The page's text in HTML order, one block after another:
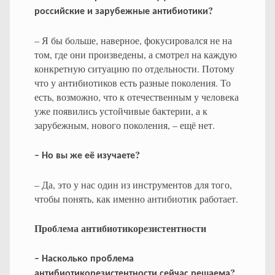
российские и зарубежные антибиотики?
– Я бы больше, наверное, фокусировался не на
том, где они произведены, а смотрел на каждую
конкретную ситуацию по отдельности. Потому
что у антибиотиков есть разные поколения. То
есть, возможно, что к отечественным у человека
уже появились устойчивые бактерии, а к
зарубежным, нового поколения, – ещё нет.
– Но вы же её изучаете?
– Да, это у нас один из инструментов для того,
чтобы понять, как именно антибиотик работает.
Проблема антибиотикорезистентности
– Насколько проблема